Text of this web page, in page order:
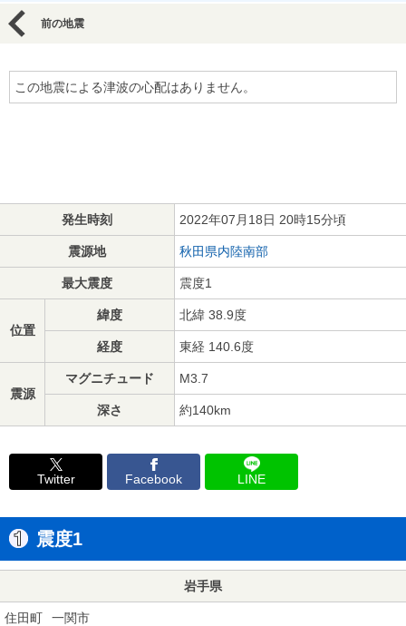
前の地震
この地震による津波の心配はありません。
発生時刻 2022年07月18日 20時15分頃
震源地 秋田県内陸南部
最大震度 震度1
位置
緯度 北緯 38.9度
経度 東経 140.6度
震源
マグニチュード M3.7
深さ 約140km
Twitter Facebook LINE
震度1
岩手県
住田町 一関市